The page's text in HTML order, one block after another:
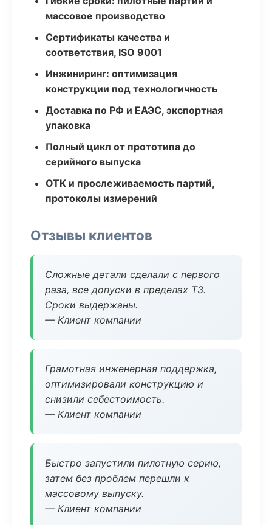
массовое производство
Сертификаты качества и
соответствия, ISO 9001
Инжиниринг: оптимизация
конструкции под технологичность
Доставка по РФ и ЕАЭС, экспортная
упаковка
Полный цикл от прототипа до
серийного выпуска
ОТК и прослеживаемость партий,
протоколы измерений
Отзывы клиентов
Сложные детали сделали с первого
раза, все допуски в пределах ТЗ.
Сроки выдержаны.
— Клиент компании
Грамотная инженерная поддержка,
оптимизировали конструкцию и
снизили себестоимость.
— Клиент компании
Быстро запустили пилотную серию,
затем без проблем перешли к
массовому выпуску.
— Клиент компании